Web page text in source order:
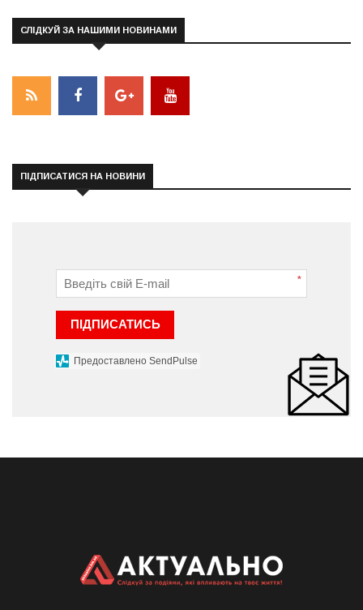
СЛІДКУЙ ЗА НАШИМИ НОВИНАМИ
ПІДПИСАТИСЯ НА НОВИНИ
*
ПІДПИСАТИСЬ
Предоставлено SendPulse